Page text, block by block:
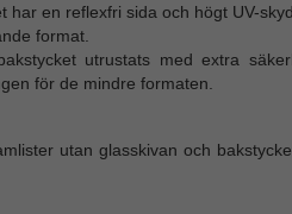
en reflexfri sida och högt UV-
format.
utrustats med extra
för de mindre formaten.
utan glasskivan och